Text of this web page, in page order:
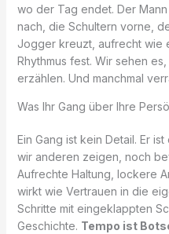
wo der Tag endet. Der
nach, die Schultern vorne,
Jogger kreuzt, aufrecht wie
Rhythmus fest. Wir sehen
erzählen. Und manchmal
Was Ihr Gang über Ihre
Ein Gang ist kein Detail. Er
wir anderen zeigen, noch
Aufrechte Haltung, lockere
wirkt wie Vertrauen in die
Schritte mit eingeklappten
Geschichte. Tempo ist